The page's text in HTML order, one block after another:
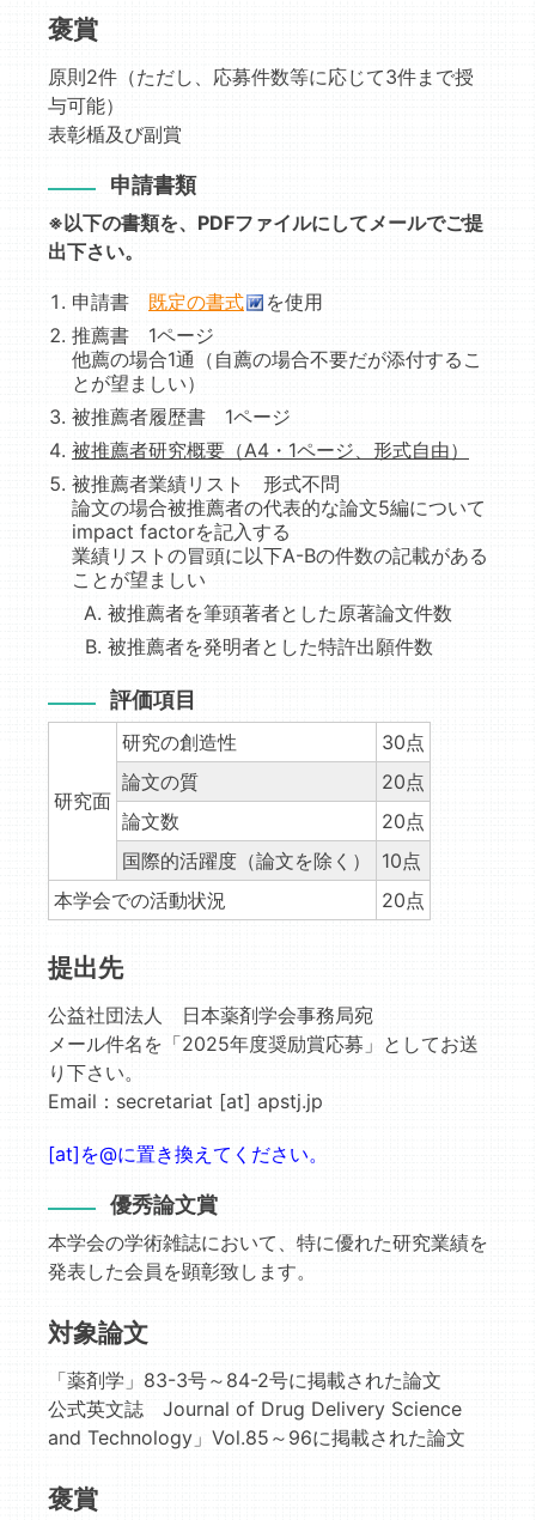
褒賞
原則2件（ただし、応募件数等に応じて3件まで授
与可能）
表彰楯及び副賞
申請書類
※以下の書類を、PDFファイルにしてメールでご提
出下さい。
申請書 既定の書式
を使用
推薦書 1ページ
他薦の場合1通（自薦の場合不要だが添付するこ
とが望ましい）
被推薦者履歴書 1ページ
被推薦者研究概要（A4・1ページ、形式自由）
被推薦者業績リスト 形式不問
論文の場合被推薦者の代表的な論文5編について
impact factorを記入する
業績リストの冒頭に以下A-Bの件数の記載がある
ことが望ましい
被推薦者を筆頭著者とした原著論文件数
被推薦者を発明者とした特許出願件数
評価項目
研究面
研究の創造性
30点
論文の質
20点
論文数
20点
国際的活躍度（論文を除く）
10点
本学会での活動状況
20点
提出先
公益社団法人 日本薬剤学会事務局宛
メール件名を「2025年度奨励賞応募」としてお送
り下さい。
Email：secretariat [at] apstj.jp
[at]を@に置き換えてください。
優秀論文賞
本学会の学術雑誌において、特に優れた研究業績を
発表した会員を顕彰致します。
対象論文
「薬剤学」83-3号～84-2号に掲載された論文
公式英文誌 Journal of Drug Delivery Science
and Technology」Vol.85～96に掲載された論文
褒賞